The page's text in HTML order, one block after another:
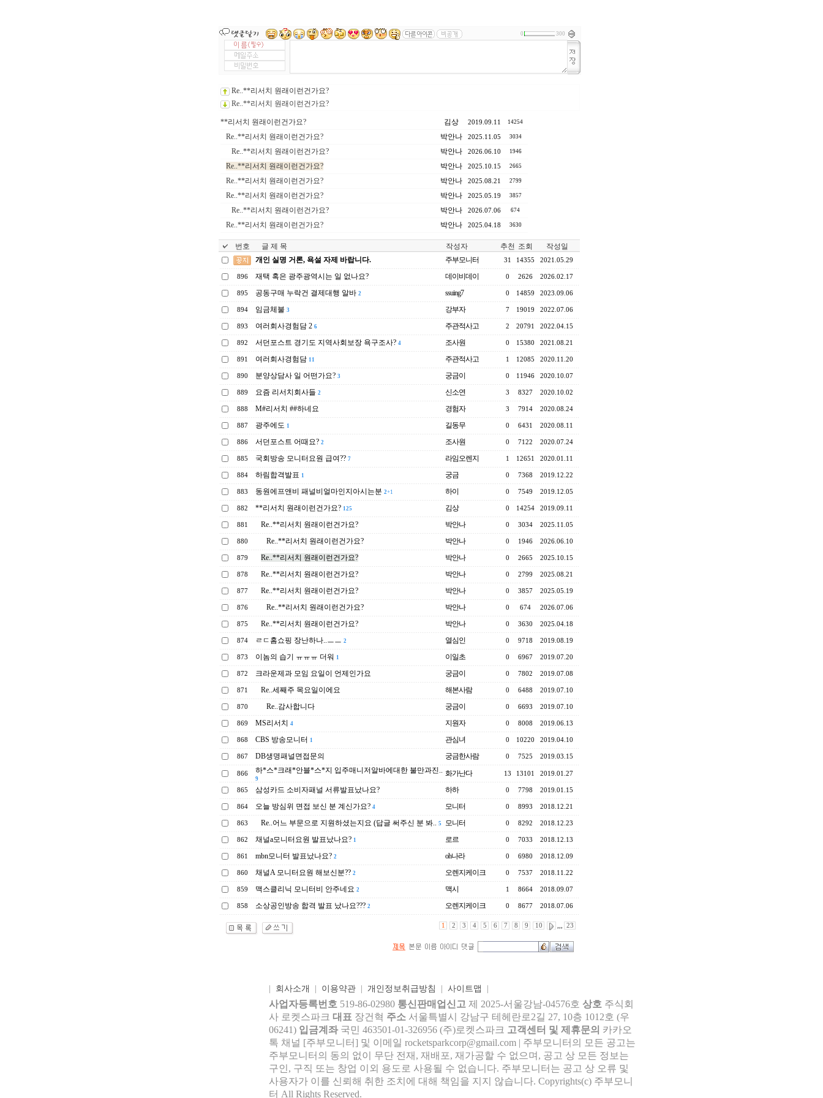
0 300
Re..**리서치 원래이런건가요?
Re..**리서치 원래이런건가요?
**리서치 원래이런건가요? 김상 2019.09.11 14254
Re..**리서치 원래이런건가요? 박안나 2025.11.05 3034
Re..**리서치 원래이런건가요? 박안나 2026.06.10 1946
Re..**리서치 원래이런건가요? 박안나 2025.10.15 2665
Re..**리서치 원래이런건가요? 박안나 2025.08.21 2799
Re..**리서치 원래이런건가요? 박안나 2025.05.19 3857
Re..**리서치 원래이런건가요? 박안나 2026.07.06 674
Re..**리서치 원래이런건가요? 박안나 2025.04.18 3630
번호 글 제 목 작성자 추천 조회
작성일
개인 실명 거론, 욕설 자제 바랍니다.
주부모니터 31 14355 2021.05.29
896 재택 혹은 광주광역시는 일 없나요? 데이비데이 0 2626 2026.02.17
895 공동구매 누락건 결제대행 알바 2 ssuing7 0 14859 2023.09.06
894 임금체불 3 강부자 7 19019 2022.07.06
893 여러회사경험담 2 6 주관적사고 2 20791 2022.04.15
892 서던포스트 경기도 지역사회보장 욕구조사? 4 조사원 0 15380 2021.08.21
891 여러회사경험담 11 주관적사고 1 12085 2020.11.20
890 분양상담사 일 어떤가요? 3 궁금이 0 11946 2020.10.07
889 요즘 리서치회사들 2 신소연 3 8327 2020.10.02
888 M#리서치 ##하네요 경험자 3 7914 2020.08.24
887 광주에도 1 길동무 0 6431 2020.08.11
886 서던포스트 어때요? 2 조사원 0 7122 2020.07.24
885 국회방송 모니터요원 급여?? 7 라임오렌지 1 12651 2020.01.11
884 하림합격발표 1 궁금 0 7368 2019.12.22
883 동원에프앤비 패널비얼마인지아시는분 2+1 하이 0 7549 2019.12.05
882 **리서치 원래이런건가요? 125 김상 0 14254 2019.09.11
881 Re..**리서치 원래이런건가요? 박안나 0 3034 2025.11.05
880 Re..**리서치 원래이런건가요? 박안나 0 1946 2026.06.10
879 Re..**리서치 원래이런건가요? 박안나 0 2665 2025.10.15
878 Re..**리서치 원래이런건가요? 박안나 0 2799 2025.08.21
877 Re..**리서치 원래이런건가요? 박안나 0 3857 2025.05.19
876 Re..**리서치 원래이런건가요? 박안나 0 674 2026.07.06
875 Re..**리서치 원래이런건가요? 박안나 0 3630 2025.04.18
874 ㄹㄷ홈쇼핑 장난하나..ㅡㅡ 2 열심인 0 9718 2019.08.19
873 이놈의 습기 ㅠㅠㅠ 더워 1 이일초 0 6967 2019.07.20
872 크라운제과 모임 요일이 언제인가요 궁금이 0 7802 2019.07.08
871 Re..세째주 목요일이에요 해본사람 0 6488 2019.07.10
870 Re..감사합니다 궁금이 0 6693 2019.07.10
869 MS리서치 4 지원자 0 8008 2019.06.13
868 CBS 방송모니터 1 관심녀 0 10220 2019.04.10
867 DB생명패널면접문의 궁금한사람 0 7525 2019.03.15
866 하*스*크래*안블*스*지 입주매니저알바에대한 불만과진..
9
화가난다 13 13101 2019.01.27
865 삼성카드 소비자패널 서류발표났나요? 하하 0 7798 2019.01.15
864 오늘 방심위 면접 보신 분 계신가요? 4 모니터 0 8993 2018.12.21
863 Re..어느 부문으로 지원하셨는지요 (답글 써주신 분 봐.. 5 모니터 0 8292 2018.12.23
862 채널a모니터요원 발표났나요? 1 로르 0 7033 2018.12.13
861 mbn모니터 발표났나요? 2 oh나라 0 6980 2018.12.09
860 채널A 모니터요원 해보신분?? 2 오렌지케이크 0 7537 2018.11.22
859 맥스클리닉 모니터비 안주네요 2 맥시 1 8664 2018.09.07
858 소상공인방송 합격 발표 났나요??? 2 오렌지케이크 0 8677 2018.07.06
1 2 3 4 5 6 7 8 9 10 ,,, 23
회사소개 이용약관| 개인정보취급방침 사이트맵
사업자등록번호 519-86-02980 통신판매업신고 제 2025-서울강남-04576호 상호 주식회
사 로켓스파크 대표 장건혁 주소 서울특별시 강남구 테헤란로2길 27, 10층 1012호 (우
06241) 입금계좌 국민 463501-01-326956 (주)로켓스파크 고객센터 및 제휴문의 카카오
톡 채널 [주부모니터] 및 이메일 rocketsparkcorp@gmail.com | 주부모니터의 모든 공고는
주부모니터의 동의 없이 무단 전재, 재배포, 재가공할 수 없으며, 공고 상 모든 정보는
구인, 구직 또는 창업 이외 용도로 사용될 수 없습니다. 주부모니터는 공고 상 오류 및
사용자가 이를 신뢰해 취한 조치에 대해 책임을 지지 않습니다. Copyrights(c) 주부모니
터 All Rights Reserved.